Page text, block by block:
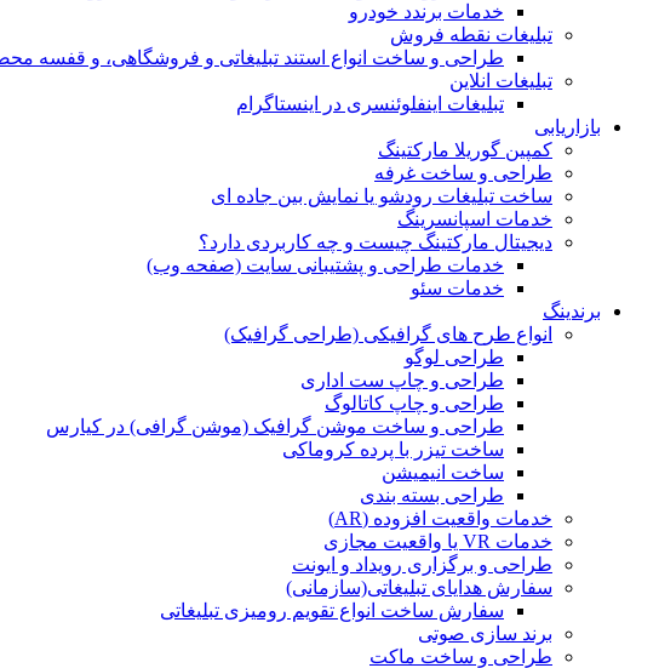
خدمات برندد خودرو
تبلیغات نقطه فروش
طراحی و ساخت انواع استند تبلیغاتی و فروشگاهی، و قفسه
تبلیغات انلاین
تبلیغات اینفلوئنسری در اینستاگرام
بازاریابی
کمپین گوریلا مارکتینگ
طراحی و ساخت غرفه
ساخت تبلیغات رودشو یا نمایش بین جاده ای
خدمات اسپانسرینگ
دیجیتال مارکتینگ چیست و چه کاربردی دارد؟
خدمات طراحی و پشتیبانی سایت (صفحه وب)
خدمات سئو
برندینگ
انواع طرح های گرافیکی (طراحی گرافیک)
طراحی لوگو
طراحی و چاپ ست اداری
طراحی و چاپ کاتالوگ
طراحی و ساخت موشن گرافیک (موشن گرافی) در کیارس
ساخت تیزر با پرده کروماکی
ساخت انیمیشن
طراحی بسته بندی
خدمات واقعیت افزوده (AR)
خدمات VR یا واقعیت مجازی
طراحی و برگزاری رویداد و ایونت
سفارش هدایای تبلیغاتی(سازمانی)
سفارش ساخت انواع تقویم رومیزی تبلیغاتی
برند سازی صوتی
طراحی و ساخت ماکت